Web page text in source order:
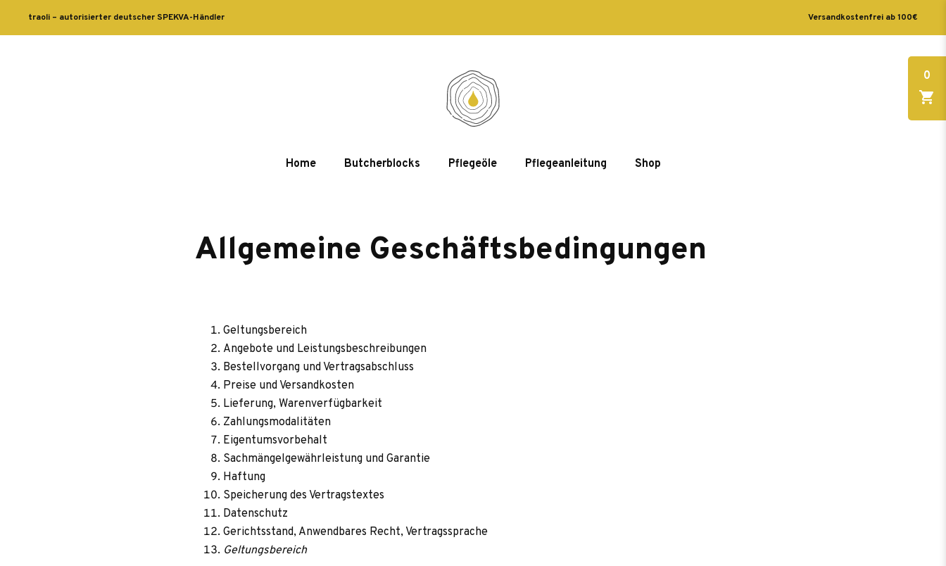
traoli – autorisierter deutscher SPEKVA-Händler Versandkostenfrei ab 100€
0
Home Butcherblocks Pflegeöle Pflegeanleitung Shop
Allgemeine Geschäftsbedingungen
Geltungsbereich
Ange­bote und Leistungsbeschreibungen
Bestell­vor­gang und Vertragsabschluss
Preise und Versandkosten
Lie­fe­rung, Warenverfügbarkeit
Zahlungsmodalitäten
Eigentumsvorbehalt
Sach­män­gel­ge­währ­leis­tung und Garantie
Haftung
Spei­che­rung des Vertragstextes
Datenschutz
Gerichts­stand, Anwend­ba­res Recht, Vertragssprache
Geltungsbereich